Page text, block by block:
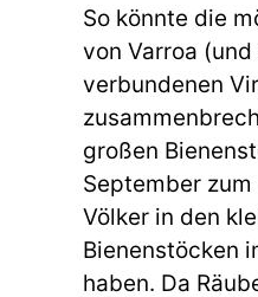
So könnte die
von Varroa
verbundenen
großen
September
Völker in den
Bienenstöcken
haben. Da